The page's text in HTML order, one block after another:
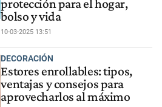
protección para el hogar,
bolso y vida
10-03-2025 13:51
DECORACIÓN
Estores enrollables: tipos,
ventajas y consejos para
aprovecharlos al máximo